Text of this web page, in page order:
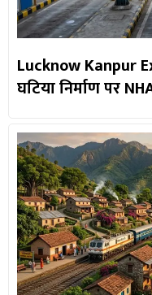
Lucknow Kanpur
घटिया निर्माण पर